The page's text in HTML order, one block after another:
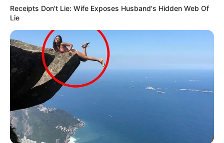
Receipts Don't Lie: Wife Exposes Husband's Hidden Web Of
Lie